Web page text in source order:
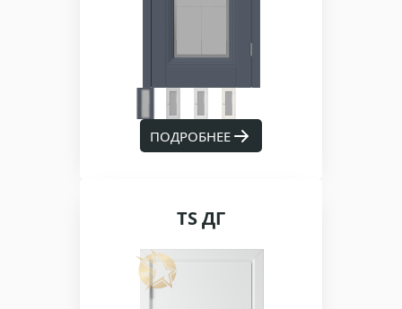
ПОДРОБНЕЕ
TS ДГ